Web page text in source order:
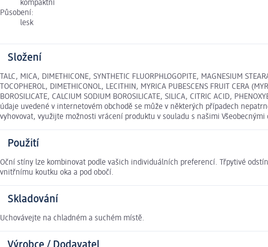
kompaktní
Působení:
lesk
Složení
TALC, MICA, DIMETHICONE, SYNTHETIC FLUORPHLOGOPITE, MAGNESIUM
TOCOPHEROL, DIMETHICONOL, LECITHIN, MYRICA PUBESCENS FRUIT CERA
BOROSILICATE, CALCIUM SODIUM BOROSILICATE, SILICA, CITRIC ACID,
údaje uvedené v internetovém obchodě se může v některých případech
vyhovovat, využijte možnosti vrácení produktu v souladu s našimi
Použití
Oční stíny lze kombinovat podle vašich individuálních preferencí. Třpytivé
vnitřnímu koutku oka a pod obočí.
Skladování
Uchovávejte na chladném a suchém místě.